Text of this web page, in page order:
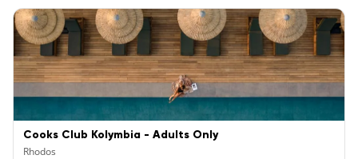
Cooks Club Kolymbia - Adults Only
Rhodos